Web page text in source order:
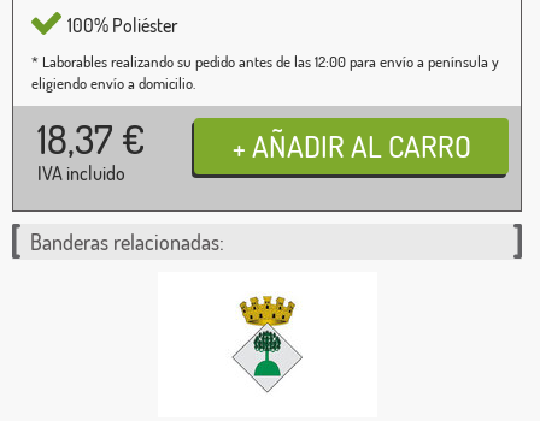
100% Poliéster
* Laborables realizando su pedido antes de las 12:00 para envío a península y
eligiendo envío a domicilio.
18,37 €
IVA incluido
Banderas relacionadas: